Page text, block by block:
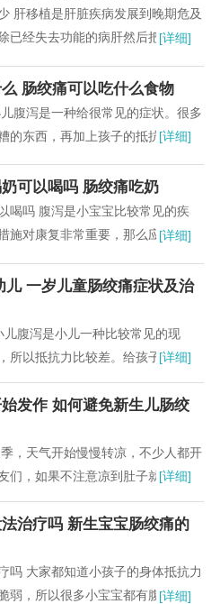
肝移植是肝脏疾病发展到晚期危及
已经失去功能的病肝然后把一个健
[详细]
肠绞痛可以吃什么食物
腹泻是一种给很常见的症状。很多
的东西，再加上孩子的抵抗能力和
[详细]
可以喝吗 肠绞痛吃奶
喝吗 腹泻是小宝宝比较常见的疾
施对康复非常重要，那么应该怎样
[详细]
一岁儿童肠绞痛症状及治
腹泻是小儿一种比较常见的现
所以抵抗力比较差。给孩子的健康
儿腹泻如何预防做...
[详细]
发作 如何避免新生儿肠绞
，天气开始慢慢转凉，不少人都开
们，如果不注意凉到肚子就容易腹
药，毕竟时间长...
[详细]
治疗吗 新生宝宝肠绞痛的
吗 大家都知道小孩子的身体抵抗力
弱，所以很多小宝宝都有腹泻的经
[详细]